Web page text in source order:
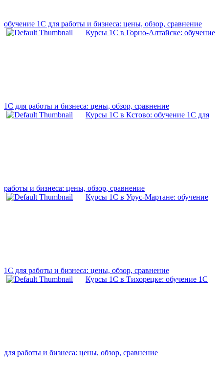
обучение 1С для работы и бизнеса: цены, обзор, сравнение
Курсы 1С в Горно-Алтайске: обучение
1С для работы и бизнеса: цены, обзор, сравнение
Курсы 1С в Кстово: обучение 1С для
работы и бизнеса: цены, обзор, сравнение
Курсы 1С в Урус-Мартане: обучение
1С для работы и бизнеса: цены, обзор, сравнение
Курсы 1С в Тихорецке: обучение 1С
для работы и бизнеса: цены, обзор, сравнение